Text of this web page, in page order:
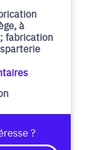
à
fabrication
?